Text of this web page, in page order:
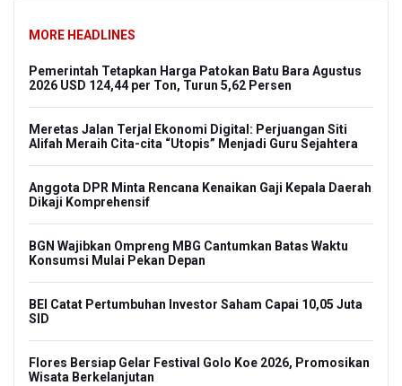
MORE HEADLINES
Pemerintah Tetapkan Harga Patokan Batu Bara Agustus
2026 USD 124,44 per Ton, Turun 5,62 Persen
Meretas Jalan Terjal Ekonomi Digital: Perjuangan Siti
Alifah Meraih Cita-cita “Utopis” Menjadi Guru Sejahtera
Anggota DPR Minta Rencana Kenaikan Gaji Kepala Daerah
Dikaji Komprehensif
BGN Wajibkan Ompreng MBG Cantumkan Batas Waktu
Konsumsi Mulai Pekan Depan
BEI Catat Pertumbuhan Investor Saham Capai 10,05 Juta
SID
Flores Bersiap Gelar Festival Golo Koe 2026, Promosikan
Wisata Berkelanjutan